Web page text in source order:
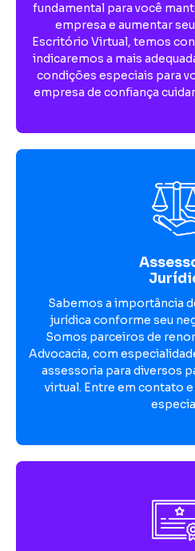
fundamental para você
empresa e aumentar
Escritório Virtual, temos
indicaremos a mais
condições especiais para
empresa de confiança
Sabemos a importância
jurídica conforme seu
Somos parceiros de
Advocacia, com
assessoria para diversos
virtual. Entre em contato